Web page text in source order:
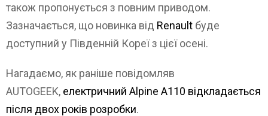
також пропонується з повним приводом.
Зазначається, що новинка від Renault буде
доступний у Південній Кореї з цієї осені.
Нагадаємо, як раніше повідомляв
AUTOGEEK, електричний Alpine A110 відкладається
після двох років розробки.